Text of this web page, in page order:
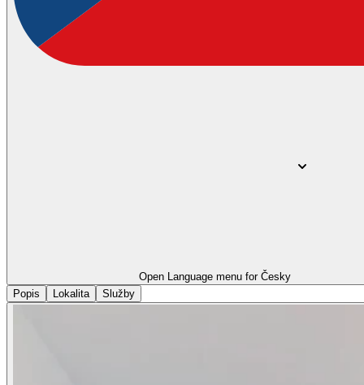
Open Language menu for Česky
Popis
Lokalita Služby